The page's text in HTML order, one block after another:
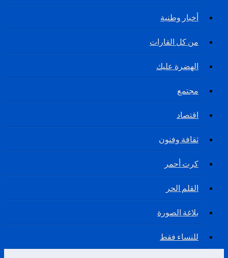
أخبار وطنية
من كل القارات
الهضرة عليك
مجتمع
اقتصاد
ثقافة وفنون
كرت أحمر
القلم الحر
بلاغة الصورة
للنساء فقط